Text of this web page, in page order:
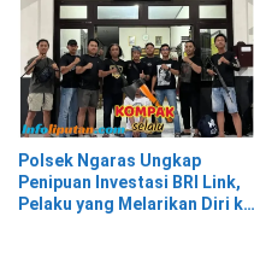
Polsek Ngaras Ungkap
Penipuan Investasi BRI Link,
Pelaku yang Melarikan Diri ke